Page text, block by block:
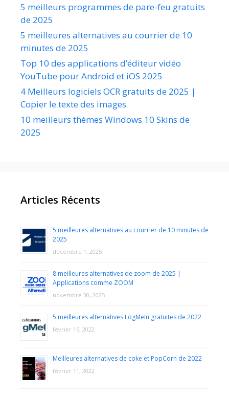
5 meilleurs programmes de pare-feu gratuits
de 2025
5 meilleures alternatives au courrier de 10
minutes de 2025
Top 10 des applications d’éditeur vidéo
YouTube pour Android et iOS 2025
4 Meilleurs logiciels OCR gratuits de 2025 |
Copier le texte des images
10 meilleurs thèmes Windows 10 Skins de
2025
Articles Récents
5 meilleures alternatives au courrier de 10 minutes de
2025
décembre 1, 2025
8 meilleures alternatives de zoom de 2025 |
Applications comme ZOOM
novembre 30, 2025
5 meilleures alternatives LogMeIn gratuites de 2022
février 15, 2022
Meilleures alternatives de coke et PopCorn de 2022
février 11, 2022